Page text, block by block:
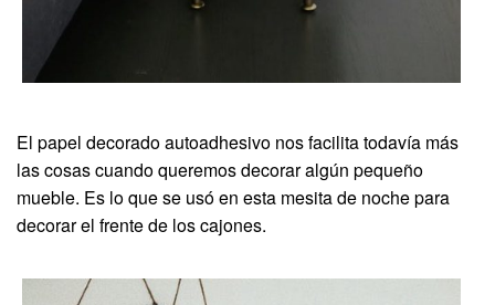
El papel decorado autoadhesivo nos facilita todavía más
las cosas cuando queremos decorar algún pequeño
mueble. Es lo que se usó en esta mesita de noche para
decorar el frente de los cajones.